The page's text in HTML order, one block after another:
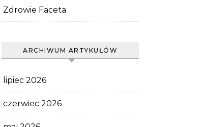
Zdrowie Faceta
ARCHIWUM ARTYKUŁÓW
lipiec 2026
czerwiec 2026